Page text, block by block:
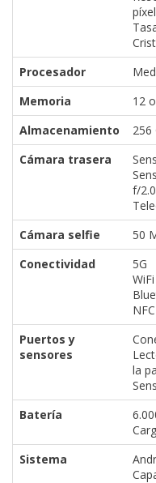
Procesador
Memoria
12
Almacenamiento
256
Cámara trasera
f/2.0
Cámara selfie
50
Conectividad
5G
NFC
Puertos y
sensores
la
Batería
Sistema